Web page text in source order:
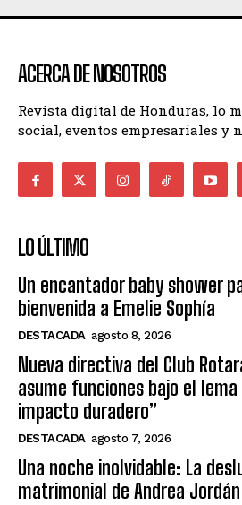
ACERCA DE NOSOTROS
Revista digital de Honduras, lo
social, eventos empresariales y
LO ÚLTIMO
Un encantador baby shower
bienvenida a Emelie Sophía
DESTACADA agosto 8, 2026
Nueva directiva del Club
asume funciones bajo el lema
impacto duradero”
DESTACADA agosto 7, 2026
Una noche inolvidable: La
matrimonial de Andrea